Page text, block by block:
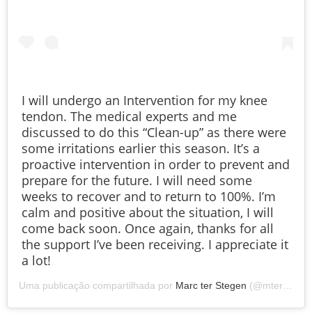
I will undergo an Intervention for my knee
tendon. The medical experts and me
discussed to do this “Clean-up” as there were
some irritations earlier this season. It’s a
proactive intervention in order to prevent and
prepare for the future. I will need some
weeks to recover and to return to 100%. I’m
calm and positive about the situation, I will
come back soon. Once again, thanks for all
the support I’ve been receiving. I appreciate it
a lot!
Uma publicação compartilhada por Marc ter Stegen (@mterstegen1) em